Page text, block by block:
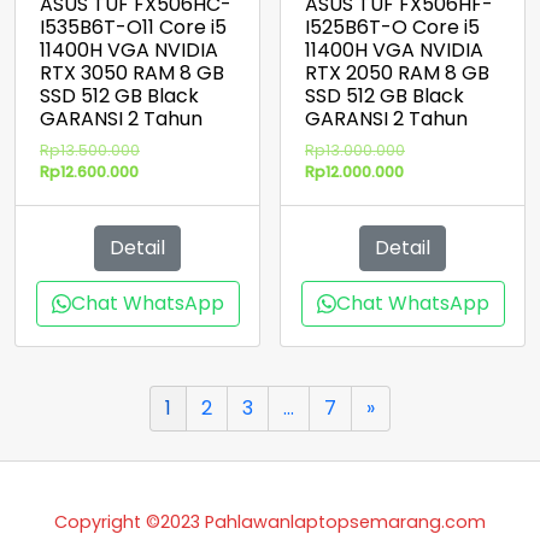
I535B6T-O11 Core i5
11400H VGA NVIDIA
RTX 3050 RAM 8 GB
SSD 512 GB Black
GARANSI 2 Tahun
Rp13.500.000Harga
Rp12.600.000Harga
adalah:
Rp12.600.000.
Detail
Chat WhatsApp
I525B6T-O Core i5
11400H VGA NVIDIA
RTX 2050 RAM 8 GB
SSD 512 GB Black
GARANSI 2 Tahun
Rp13.000.000Harga
Rp12.000.000Harga
adalah:
Rp12.000.000.
Detail
Chat WhatsApp
1 2 3 … 7 »
Copyright ©2023 Pahlawanlaptopsemarang.com